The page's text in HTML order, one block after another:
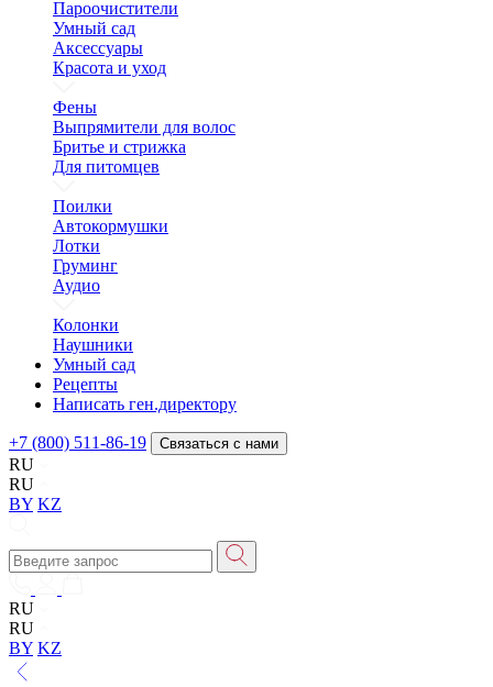
Пароочистители
Умный сад
Аксессуары
Красота и уход
Фены
Выпрямители для волос
Бритье и стрижка
Для питомцев
Поилки
Автокормушки
Лотки
Груминг
Аудио
Колонки
Наушники
Умный сад
Рецепты
Написать ген.директору
+7 (800) 511-86-19 Связаться с нами
RU
RU
BY KZ
RU
RU
BY KZ